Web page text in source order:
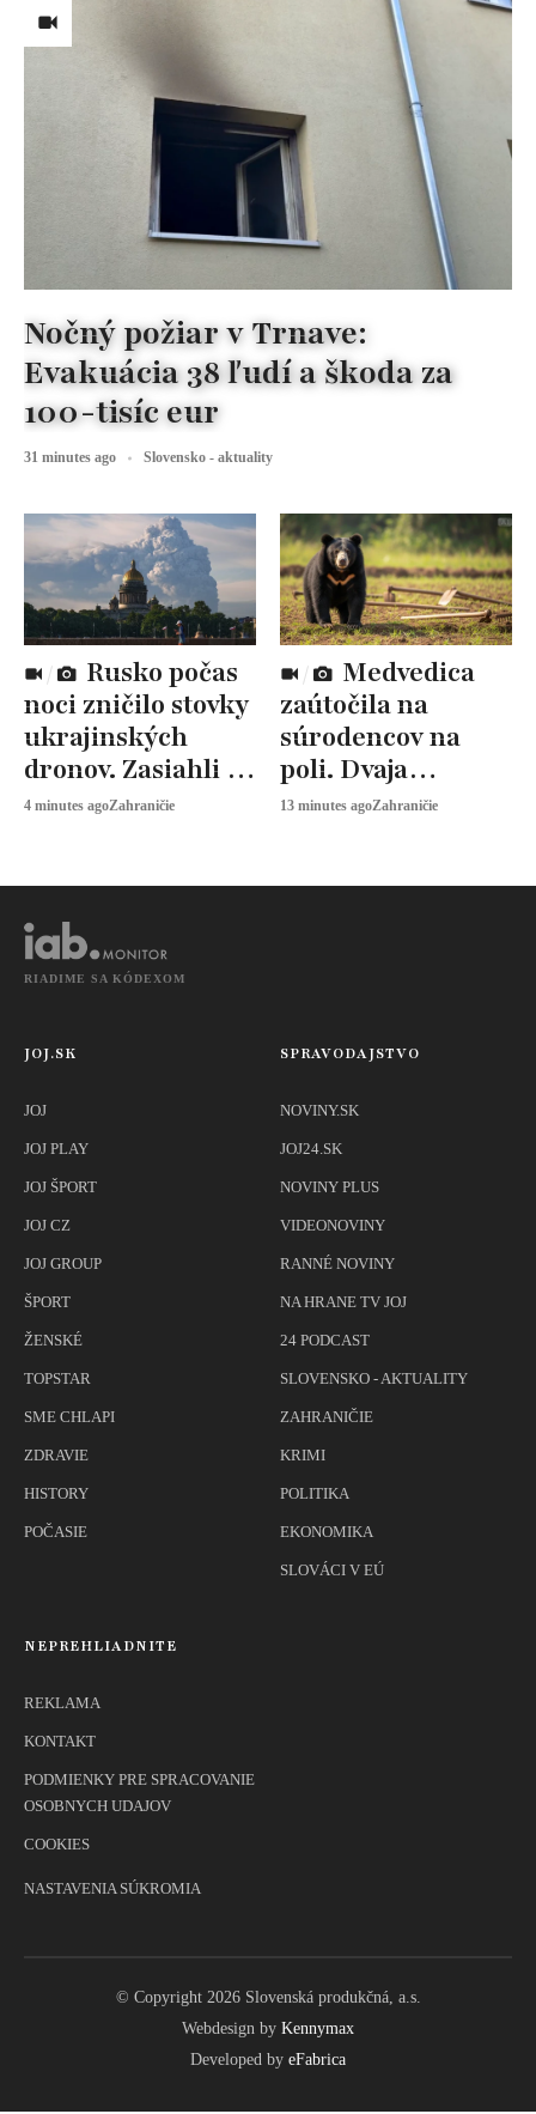
noci zničilo stovky
ukrajinských
dronov. Zasiahli aj
významnú
4 minutes agoZahraničie
zaútočila na
súrodencov na
poli. Dvaja
zomreli, tretí
13 minutes agoZahraničie
Nočný požiar v Trnave:
Evakuácia 38 ľudí a škoda za
100-tisíc eur
31 minutes ago Slovensko - aktuality
RIADIME SA KÓDEXOM
JOJ.SK
JOJ
JOJ PLAY
JOJ ŠPORT
JOJ CZ
JOJ GROUP
ŠPORT
ŽENSKÉ
TOPSTAR
SME CHLAPI
ZDRAVIE
HISTORY
POČASIE
SPRAVODAJSTVO
NOVINY.SK
JOJ24.SK
NOVINY PLUS
VIDEONOVINY
RANNÉ NOVINY
NA HRANE TV JOJ
24 PODCAST
SLOVENSKO - AKTUALITY
ZAHRANIČIE
KRIMI
POLITIKA
EKONOMIKA
SLOVÁCI V EÚ
NEPREHLIADNITE
REKLAMA
KONTAKT
PODMIENKY PRE SPRACOVANIE
OSOBNYCH UDAJOV
COOKIES
NASTAVENIA SÚKROMIA
© Copyright 2026 Slovenská produkčná, a.s.
Webdesign by Kennymax
Developed by eFabrica